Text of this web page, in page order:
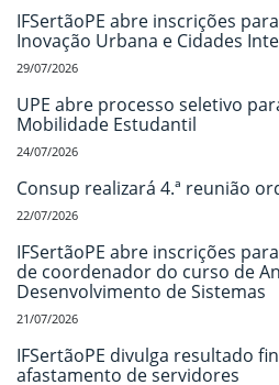
IFSertãoPE abre inscrições
Inovação Urbana e Cidades
29/07/2026
UPE abre processo seletivo
Mobilidade Estudantil
24/07/2026
Consup realizará 4.ª reunião
22/07/2026
IFSertãoPE abre inscrições
de coordenador do curso de
Desenvolvimento de Sistemas
21/07/2026
IFSertãoPE divulga resultado
afastamento de servidores